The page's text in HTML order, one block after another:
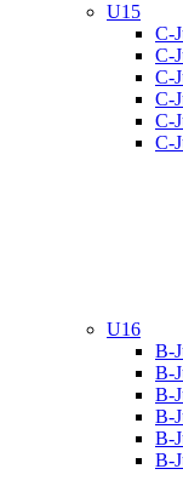
U15
C-
C-
C-
C-
C-
C-
U16
B-
B-
B-
B-
B-
B-